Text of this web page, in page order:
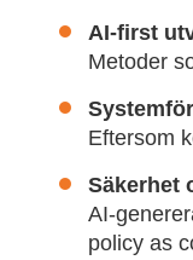
AI-first
Metoder
Eftersom
Säkerhet
AI-
policy as